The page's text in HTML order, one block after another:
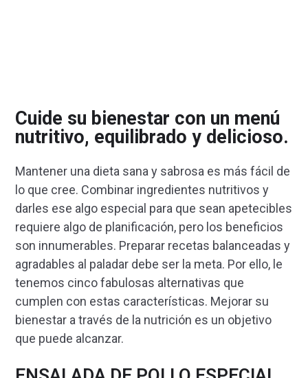
Cuide su bienestar con un menú
nutritivo, equilibrado y delicioso.
Mantener una dieta sana y sabrosa es más fácil de
lo que cree. Combinar ingredientes nutritivos y
darles ese algo especial para que sean apetecibles
requiere algo de planificación, pero los beneficios
son innumerables. Preparar recetas balanceadas y
agradables al paladar debe ser la meta. Por ello, le
tenemos cinco fabulosas alternativas que
cumplen con estas características. Mejorar su
bienestar a través de la nutrición es un objetivo
que puede alcanzar.